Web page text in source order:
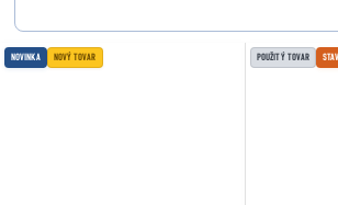
NOVINKA NOVÝ TOVAR POUŽITÝ TOVAR